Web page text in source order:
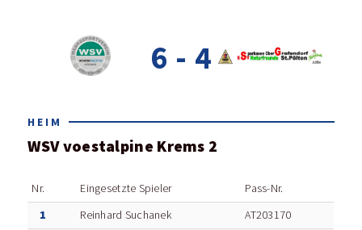
6 - 4
HEIM
WSV voestalpine Krems 2
Nr. Eingesetzte Spieler Pass-Nr.
1 Reinhard Suchanek AT203170